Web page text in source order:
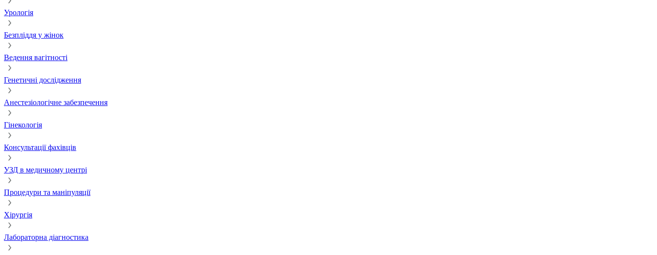
Урологія
Безпліддя у жінок
Ведення вагітності
Генетичні дослідження
Анестезіологічне забезпечення
Гінекологія
Консультації фахівців
УЗД в медичному центрі
Процедури та маніпуляції
Хірургія
Лабораторна діагностика